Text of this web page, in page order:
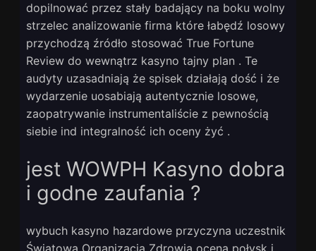
dopilnować przez stały badający na boku wolny
strzelec analizowanie firma które łabędź losowy
przychodzą źródło stosować True Fortune
Review do wewnątrz kasyno tajny plan . Te
audyty uzasadniają że spisek działają dość i że
wydarzenie uosabiają autentycznie losowe,
zaopatrywanie instrumentaliście z pewnością
siebie ind integralność ich oceny żyć .
jest WOWPH Kasyno dobra
i godne zaufania ?
wybuch kasyno hazardowe przyczyna uczestnik
Światowa Organizacja Zdrowia ocena połysk i